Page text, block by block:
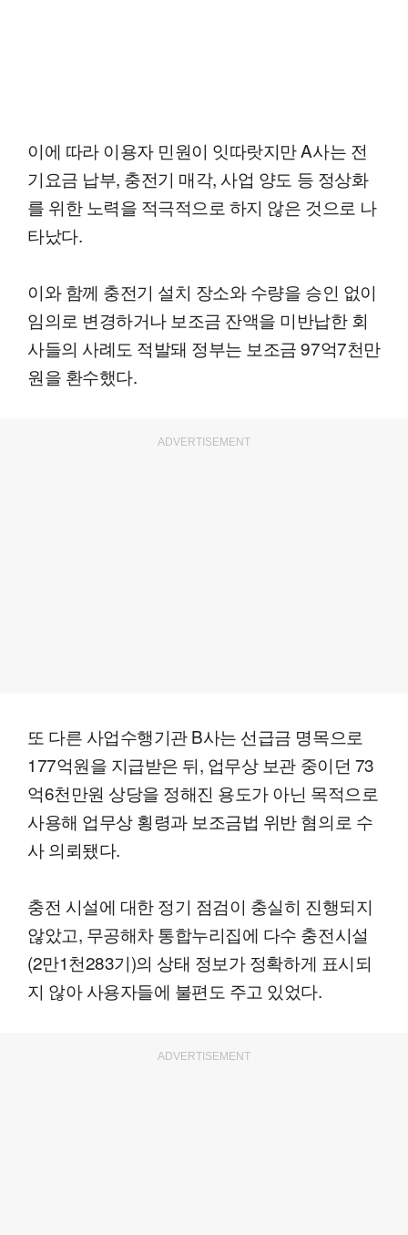
이에 따라 이용자 민원이 잇따랏지만 A사는 전
기요금 납부, 충전기 매각, 사업 양도 등 정상화
를 위한 노력을 적극적으로 하지 않은 것으로 나
타났다.
이와 함께 충전기 설치 장소와 수량을 승인 없이
임의로 변경하거나 보조금 잔액을 미반납한 회
사들의 사례도 적발돼 정부는 보조금 97억7천만
원을 환수했다.
ADVERTISEMENT
또 다른 사업수행기관 B사는 선급금 명목으로
177억원을 지급받은 뒤, 업무상 보관 중이던 73
억6천만원 상당을 정해진 용도가 아닌 목적으로
사용해 업무상 횡령과 보조금법 위반 혐의로 수
사 의뢰됐다.
충전 시설에 대한 정기 점검이 충실히 진행되지
않았고, 무공해차 통합누리집에 다수 충전시설
(2만1천283기)의 상태 정보가 정확하게 표시되
지 않아 사용자들에 불편도 주고 있었다.
ADVERTISEMENT